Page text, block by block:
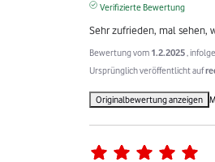
Verifizierte Bewertung
Sehr zufrieden, mal sehen,
Bewertung vom 1.2.2025 ,
Ursprünglich veröffentlicht auf
Originalbewertung anzeigen